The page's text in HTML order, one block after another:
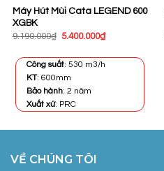
Máy Hút Mùi Cata LEGEND 600
XGBK
9.190.000₫ Giá
9.190.000₫.
5.400.000₫Giá
là:
Công suất: 530 m3/h
KT: 600mm
Bảo hành: 2 năm
Xuất xứ: PRC
VỀ CHÚNG TÔI